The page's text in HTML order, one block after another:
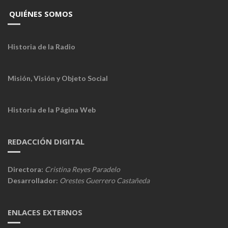
QUIÉNES SOMOS
Historia de la Radio
Misión, Visión y Objeto Social
Historia de la Página Web
REDACCIÓN DIGITAL
Directora: Cristina Reyes Paradelo
Desarrollador: Orestes Guerrero Castañeda
ENLACES EXTERNOS